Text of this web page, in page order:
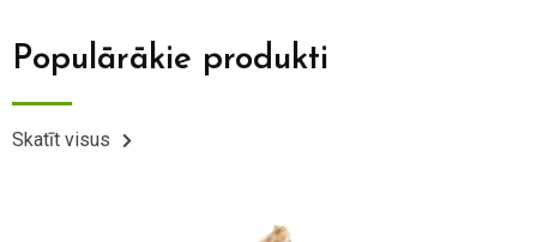
Populārākie produkti
Skatīt visus